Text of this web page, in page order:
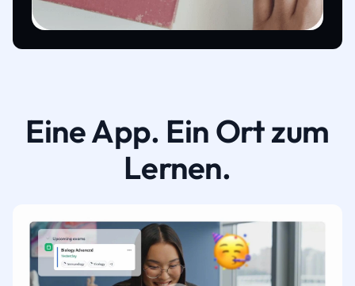
Eine App. Ein Ort zum
Lernen.